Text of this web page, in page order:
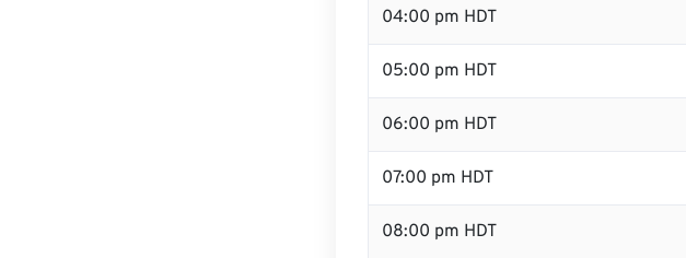
04:00 pm HDT
05:00 pm HDT
06:00 pm HDT
07:00 pm HDT
08:00 pm HDT